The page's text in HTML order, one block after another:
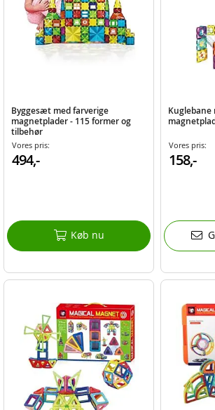
Byggesæt med farverige
magnetplader - 115 former og
tilbehør
Vores pris:
494,-
Køb nu
Kuglebane
Vores pris:
158,-